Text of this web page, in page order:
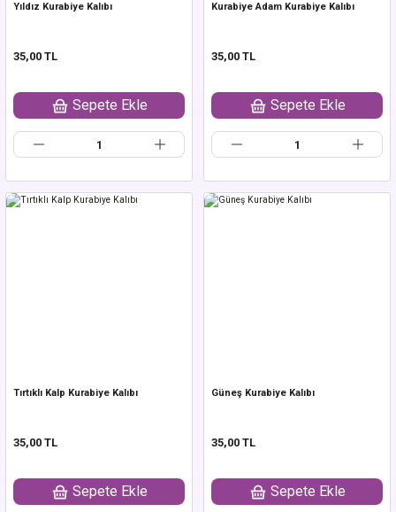
Yıldız Kurabiye Kalıbı
35,00 TL
Sepete Ekle
Kurabiye Adam Kurabiye Kalıbı
35,00 TL
Sepete Ekle
Tırtıklı Kalp Kurabiye Kalıbı
35,00 TL
Sepete Ekle
Güneş Kurabiye Kalıbı
35,00 TL
Sepete Ekle